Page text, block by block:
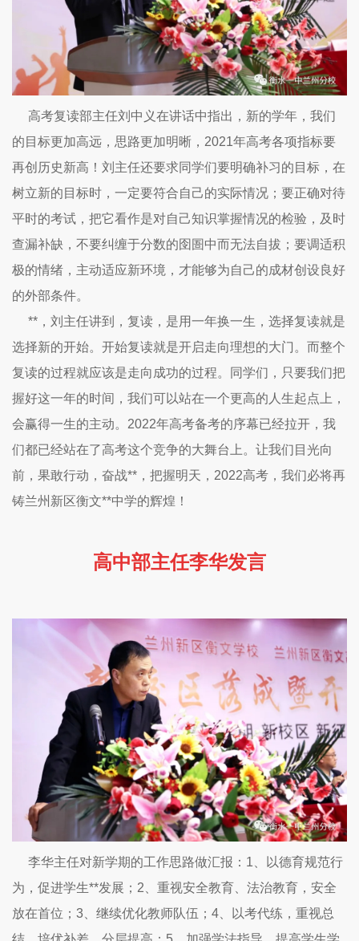
高考复读部主任刘中义在讲话中指出，新的学年，我们
的目标更加高远，思路更加明晰，2021年高考各项指标要
再创历史新高！刘主任还要求同学们要明确补习的目标，在
树立新的目标时，一定要符合自己的实际情况；要正确对待
平时的考试，把它看作是对自己知识掌握情况的检验，及时
查漏补缺，不要纠缠于分数的囹圄中而无法自拔；要调适积
极的情绪，主动适应新环境，才能够为自己的成材创设良好
的外部条件。
**，刘主任讲到，复读，是用一年换一生，选择复读就是
选择新的开始。开始复读就是开启走向理想的大门。而整个
复读的过程就应该是走向成功的过程。同学们，只要我们把
握好这一年的时间，我们可以站在一个更高的人生起点上，
会赢得一生的主动。2022年高考备考的序幕已经拉开，我
们都已经站在了高考这个竞争的大舞台上。让我们目光向
前，果敢行动，奋战**，把握明天，2022高考，我们必将再
铸兰州新区衡文**中学的辉煌！
高中部主任李华发言
李华主任对新学期的工作思路做汇报：1、以德育规范行
为，促进学生**发展；2、重视安全教育、法治教育，安全
放在首位；3、继续优化教师队伍；4、以考代练，重视总